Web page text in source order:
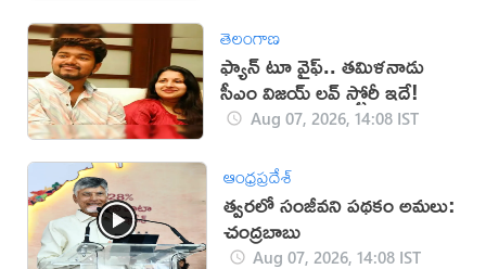
తెలంగాణ
ఫ్యాన్ టూ వైఫ్.. తమిళనాడు
సీఎం విజయ్ లవ్ స్టోరీ ఇదే!
Aug 07, 2026, 14:08 IST
ఆంధ్రప్రదేశ్
త్వరలో సంజీవని పథకం అమలు:
చంద్రబాబు
Aug 07, 2026, 14:08 IST